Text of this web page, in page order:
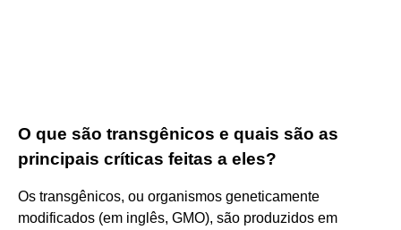
O que são transgênicos e quais são as
principais críticas feitas a eles?
Os transgênicos, ou organismos geneticamente
modificados (em inglês, GMO), são produzidos em